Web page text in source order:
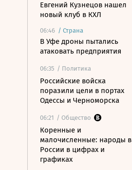
Евгений Кузнецов нашел
новый клуб в КХЛ
06:46 / Страна
В Уфе дроны пытались
атаковать предприятия
06:35 / Политика
Российские войска
поразили цели в портах
Одессы и Черноморска
06:21 / Общество
Коренные и
малочисленные: народы в
России в цифрах и
графиках